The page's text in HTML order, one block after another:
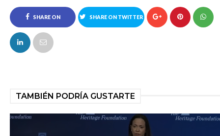
SHARE ON
FACEBOOK
SHARE ON TWITTER
TAMBIÉN PODRÍA GUSTARTE